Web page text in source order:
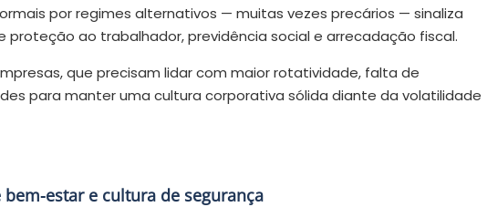
por regimes alternativos — muitas vezes precários — sinaliza
ao trabalhador, previdência social e arrecadação fiscal.
que precisam lidar com maior rotatividade, falta de
para manter uma cultura corporativa sólida diante da volatilidade
estar e cultura de segurança